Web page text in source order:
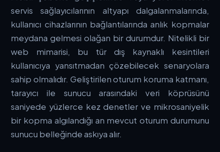
servis sağlayıcılarının altyapı dalgalanmalarında,
kullanıcı cihazlarının bağlantılarında anlık kopmalar
meydana gelmesi olağan bir durumdur. Nitelikli bir
web mimarisi, bu tür dış kaynaklı kesintileri
kullanıcıya yansıtmadan çözebilecek senaryolara
sahip olmalıdır. Geliştirilen oturum koruma katmanı,
tarayıcı ile sunucu arasındaki veri köprüsünü
saniyede yüzlerce kez denetler ve mikrosaniyelik
bir kopma algılandığı an mevcut oturum durumunu
sunucu belleğinde askıya alır.